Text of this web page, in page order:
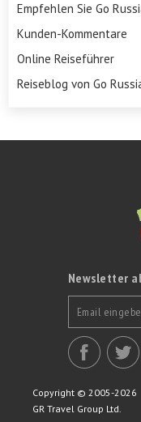
Empfehlen Sie Go
Kunden-Kommentare
Online Reiseführer
Reiseblog von Go
Newsletter
Copyright © 2005-2026
GR Travel Group Ltd.